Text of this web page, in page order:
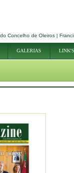
Concelho de Oleiros |
GALERIAS LINK'S